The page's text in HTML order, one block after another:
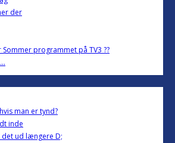
der
programmet på TV3 ??
man er tynd?
inde
det ud længere D;